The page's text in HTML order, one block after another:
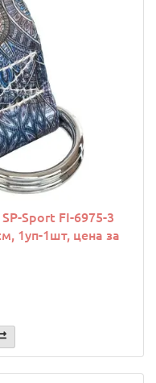
Sport FI-6975-3
1уп-1шт, цена за